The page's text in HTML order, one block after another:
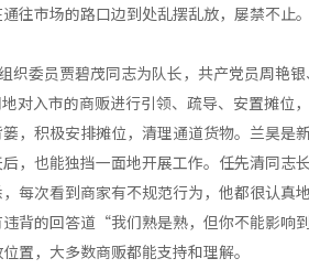
往市场的路口边到处乱摆乱放，屡禁不
织委员贾碧茂同志为队长，共产党员周艳
对入市的商贩进行引领、疏导、安置摊位
，积极安排摊位，清理通道货物。兰昊
，也能独挡一面地开展工作。任先清同志
每次看到商家有不规范行为，他都很认
背的回答道“我们熟是熟，但你不能影响
置，大多数商贩都能支持和理解。